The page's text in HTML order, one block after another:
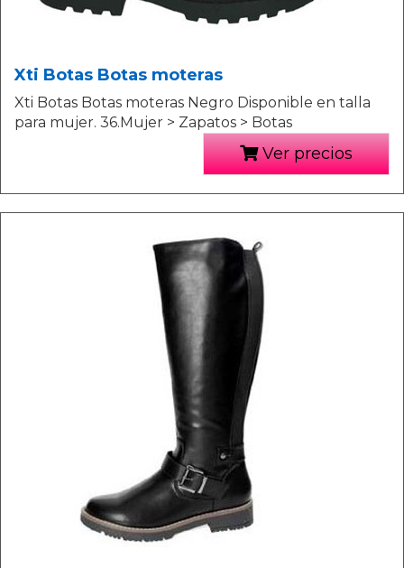
Xti Botas Botas moteras
Xti Botas Botas moteras Negro Disponible en talla
para mujer. 36.Mujer > Zapatos > Botas
Ver precios